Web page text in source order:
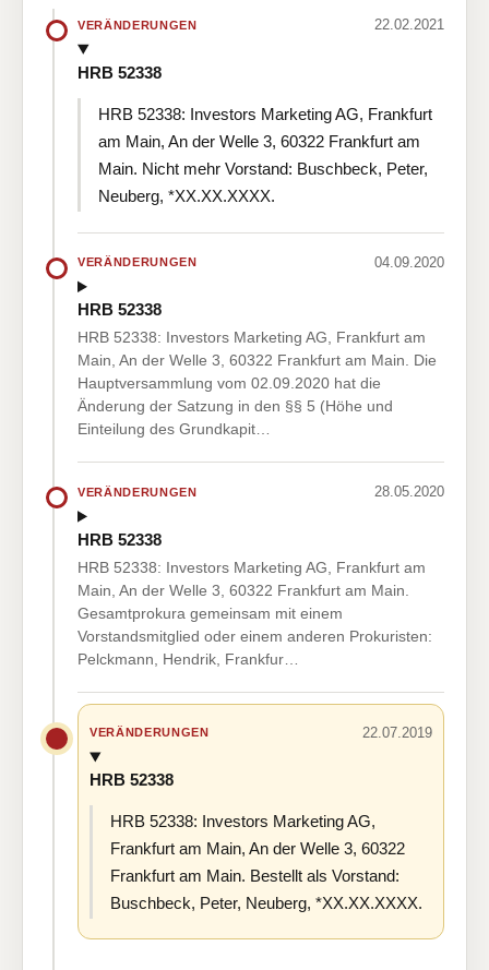
VERÄNDERUNGEN 22.02.2021
HRB 52338
HRB 52338: Investors Marketing AG, Frankfurt
am Main, An der Welle 3, 60322 Frankfurt am
Main. Nicht mehr Vorstand: Buschbeck, Peter,
Neuberg, *XX.XX.XXXX.
VERÄNDERUNGEN 04.09.2020
HRB 52338
HRB 52338: Investors Marketing AG, Frankfurt am
Main, An der Welle 3, 60322 Frankfurt am Main. Die
Hauptversammlung vom 02.09.2020 hat die
Änderung der Satzung in den §§ 5 (Höhe und
Einteilung des Grundkapit…
VERÄNDERUNGEN 28.05.2020
HRB 52338
HRB 52338: Investors Marketing AG, Frankfurt am
Main, An der Welle 3, 60322 Frankfurt am Main.
Gesamtprokura gemeinsam mit einem
Vorstandsmitglied oder einem anderen Prokuristen:
Pelckmann, Hendrik, Frankfur…
VERÄNDERUNGEN 22.07.2019
HRB 52338
HRB 52338: Investors Marketing AG,
Frankfurt am Main, An der Welle 3, 60322
Frankfurt am Main. Bestellt als Vorstand:
Buschbeck, Peter, Neuberg, *XX.XX.XXXX.